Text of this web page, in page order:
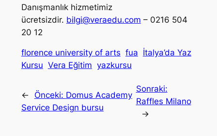
Danışmanlık hizmetimiz
ücretsizdir. bilgi@veraedu.com – 0216 504
20 12
florence university of arts fua İtalya’da Yaz
Kursu Vera Eğitim yazkursu
← Önceki: Domus Academy
Service Design bursu
Sonraki:
Raffles Milano
→